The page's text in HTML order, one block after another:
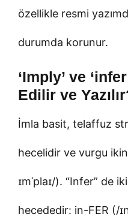
özellikle resmi
durumda korunur.
‘Imply’ ve
Edilir ve
İmla basit, telaffuz
hecelidir ve vurgu
ɪmˈplaɪ/). “Infer” de
hecededir: in-FER (/